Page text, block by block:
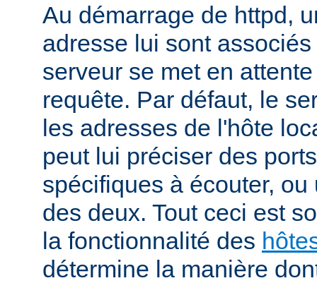
Au démarrage de httpd,
adresse lui sont
serveur se met en
requête. Par défaut, le
les adresses de l'hôte
peut lui préciser des
spécifiques à écouter,
des deux. Tout ceci est
la fonctionnalité des
détermine la manière